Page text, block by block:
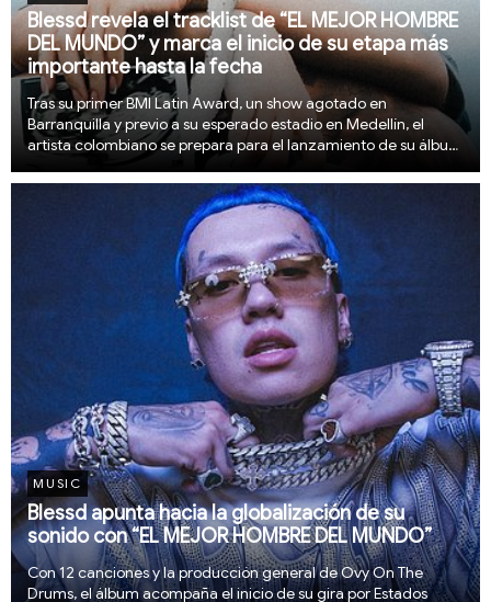
Blessd revela el tracklist de “EL MEJOR HOMBRE
DEL MUNDO” y marca el inicio de su etapa más
importante hasta la fecha
Tras su primer BMI Latin Award, un show agotado en
Barranquilla y previo a su esperado estadio en Medellín, el
artista colombiano se prepara para el lanzamiento de su álbum
MUSIC
Blessd apunta hacia la globalización de su
sonido con “EL MEJOR HOMBRE DEL MUNDO”
Con 12 canciones y la producción general de Ovy On The
Drums, el álbum acompaña el inicio de su gira por Estados